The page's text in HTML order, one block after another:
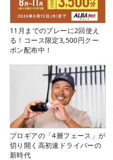
11月までのプレーに2回使え
る！コース限定3,500円クー
ポン配布中！
プロギアの「4層フェース」が
切り開く高初速ドライバーの
新時代